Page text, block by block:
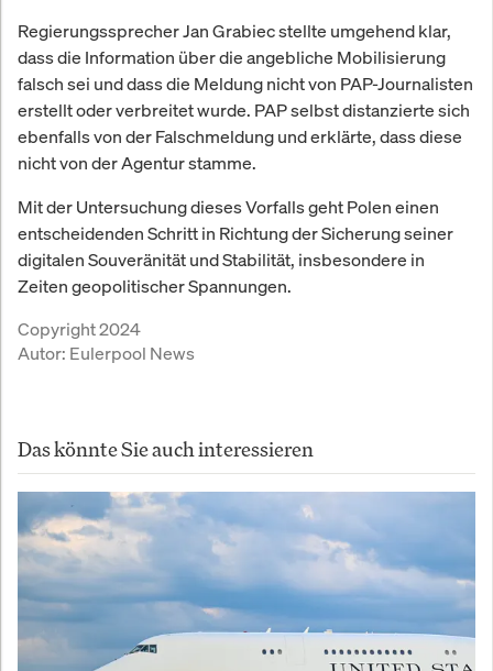
Regierungssprecher Jan Grabiec stellte umgehend klar,
dass die Information über die angebliche Mobilisierung
falsch sei und dass die Meldung nicht von PAP-Journalisten
erstellt oder verbreitet wurde. PAP selbst distanzierte sich
ebenfalls von der Falschmeldung und erklärte, dass diese
nicht von der Agentur stamme.
Mit der Untersuchung dieses Vorfalls geht Polen einen
entscheidenden Schritt in Richtung der Sicherung seiner
digitalen Souveränität und Stabilität, insbesondere in
Zeiten geopolitischer Spannungen.
Copyright 2024
Autor: Eulerpool News
Das könnte Sie auch interessieren